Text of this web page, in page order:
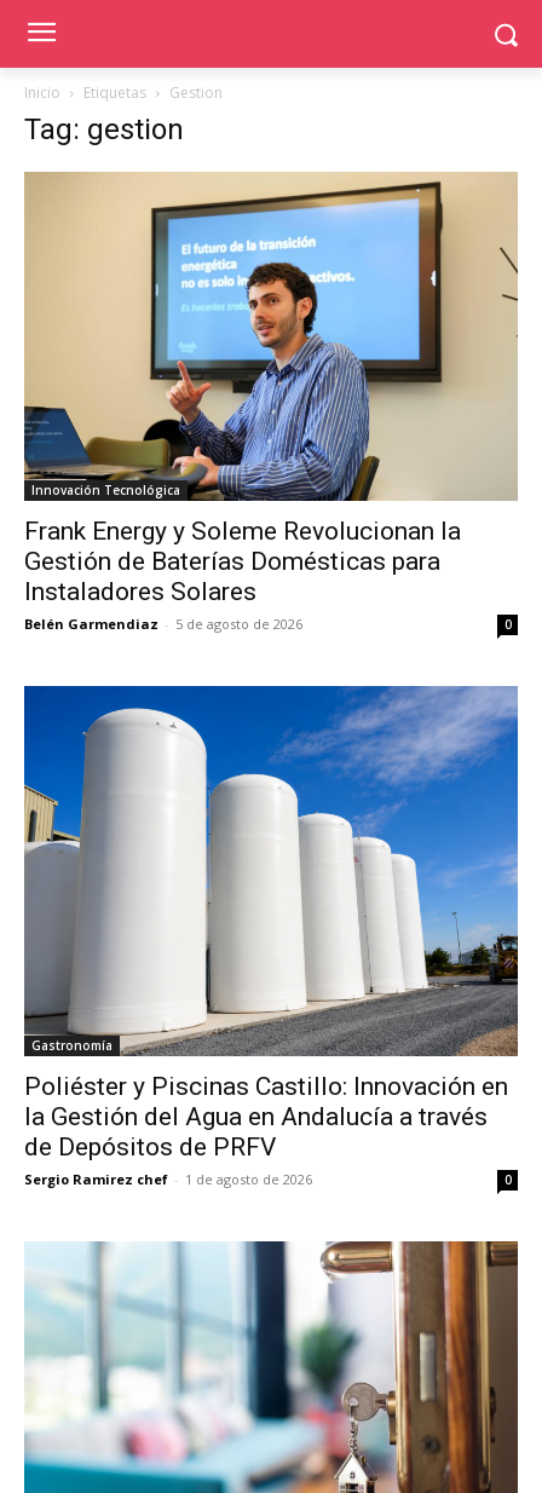
Inicio Etiquetas Gestion
Tag: gestion
Innovación Tecnológica
Frank Energy y Soleme Revolucionan la
Gestión de Baterías Domésticas para
Instaladores Solares
Belén Garmendiaz - 5 de agosto de 2026 0
Gastronomía
Poliéster y Piscinas Castillo: Innovación en
la Gestión del Agua en Andalucía a través
de Depósitos de PRFV
Sergio Ramirez chef - 1 de agosto de 2026 0